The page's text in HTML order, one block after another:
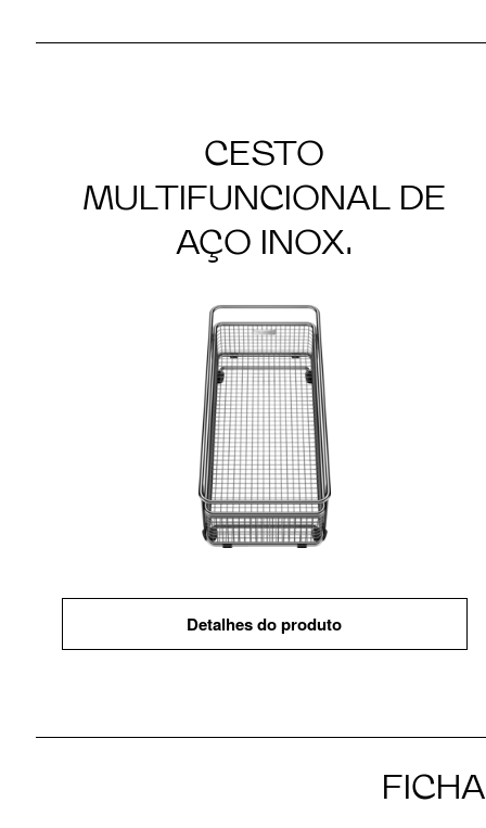
CESTO
MULTIFUNCIONAL DE
AÇO INOX.
Detalhes do produto